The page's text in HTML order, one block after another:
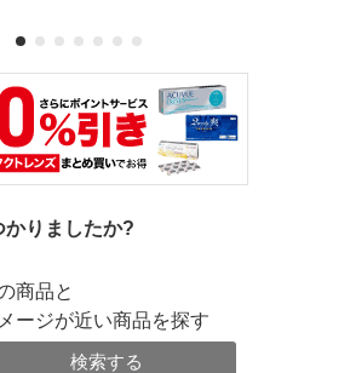
かりましたか?
商品と
ージが近い商品を探す
検索する